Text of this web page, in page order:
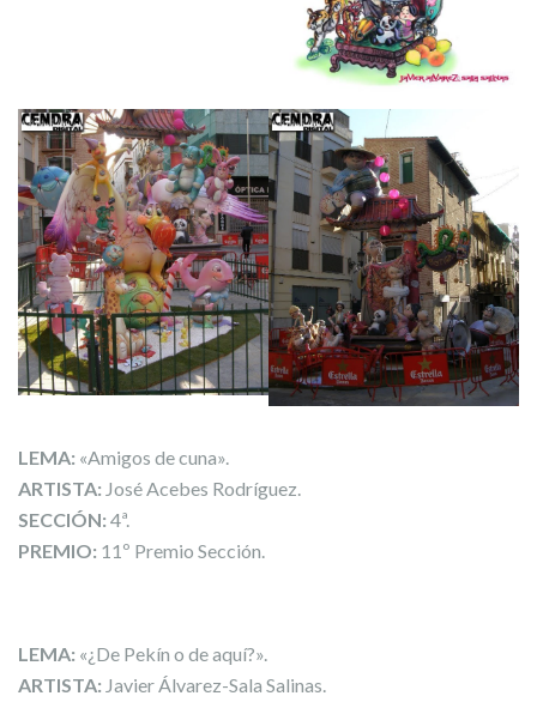
LEMA: «Amigos de cuna».
ARTISTA: José Acebes Rodríguez.
SECCIÓN: 4ª.
PREMIO: 11º Premio Sección.
LEMA: «¿De Pekín o de aquí?».
ARTISTA: Javier Álvarez-Sala Salinas.